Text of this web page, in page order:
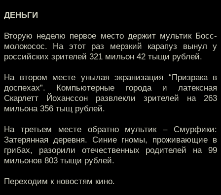
ДЕНЬГИ
Вторую неделю первое место держит мультик Босс-
молокосос. На этот раз мерзкий карапуз вынул у
российских зрителей 321 мильон 42 тыщи рублей.
На втором месте унылая экранизация “Призрака в
доспехах”. Компьютерные города и латексная
Скарлетт Йоханссон развлекли зрителей на 263
мильона 356 тыщ рублей.
На третьем месте обратно мультик – Смурфики:
Затерянная деревня. Синие гномы, проживающие в
грибах, разорили отечественных родителей на 99
мильонов 803 тыщи рублей.
Переходим к новостям кино.